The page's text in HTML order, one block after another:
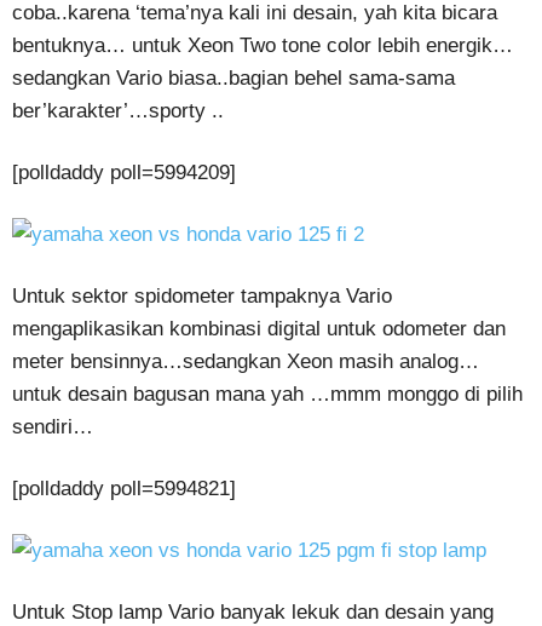
coba..karena ‘tema’nya kali ini desain, yah kita bicara
bentuknya… untuk Xeon Two tone color lebih energik…
sedangkan Vario biasa..bagian behel sama-sama
ber’karakter’…sporty ..
[polldaddy poll=5994209]
Untuk sektor spidometer tampaknya Vario
mengaplikasikan kombinasi digital untuk odometer dan
meter bensinnya…sedangkan Xeon masih analog…
untuk desain bagusan mana yah …mmm monggo di pilih
sendiri…
[polldaddy poll=5994821]
Untuk Stop lamp Vario banyak lekuk dan desain yang